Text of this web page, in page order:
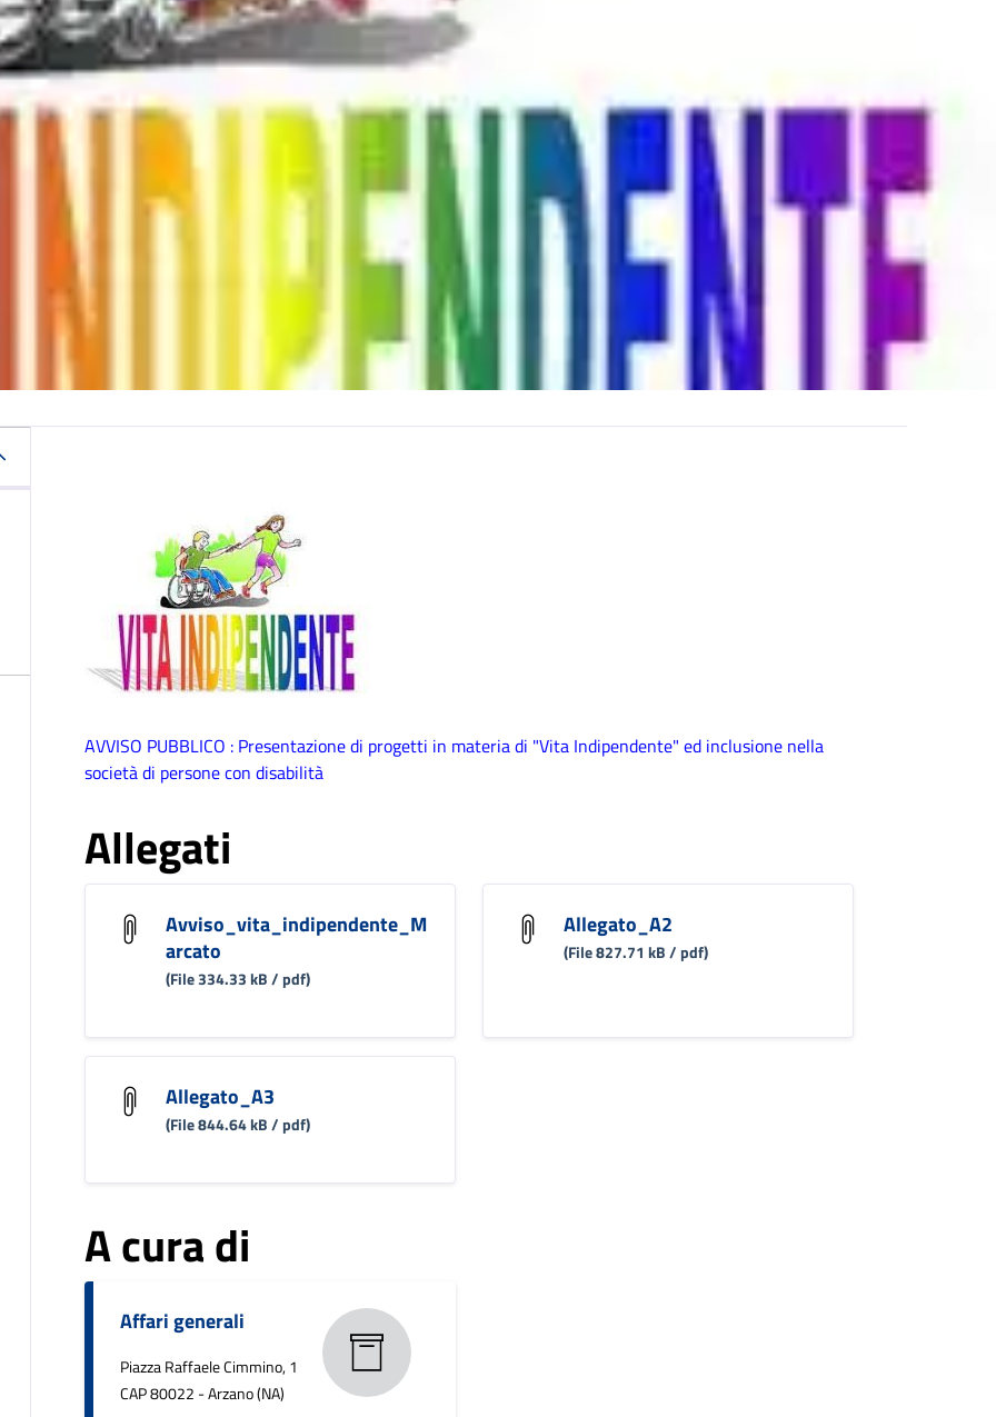
AVVISO PUBBLICO : Presentazione di progetti in materia di "Vita Indipendente" ed inclusione nella
società di persone con disabilità
Allegati
Avviso_vita_indipendente_M
arcato
(File 334.33 kB / pdf)
Allegato_A2
(File 827.71 kB / pdf)
Allegato_A3
(File 844.64 kB / pdf)
A cura di
Affari generali
Piazza Raffaele Cimmino, 1
CAP 80022 - Arzano (NA)